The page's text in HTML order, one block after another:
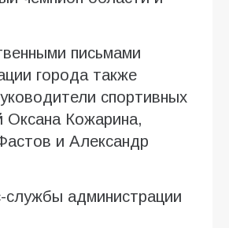
письмами
города также
спортивных
Оксана Кожарина,
и Александр
службы администрации